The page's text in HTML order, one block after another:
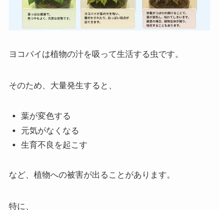
ヨコバイは植物の汁を吸って生活する虫です。
そのため、大量発生すると、
葉が変色する
元気がなくなる
生育不良を起こす
など、植物への被害が出ることがあります。
特に、